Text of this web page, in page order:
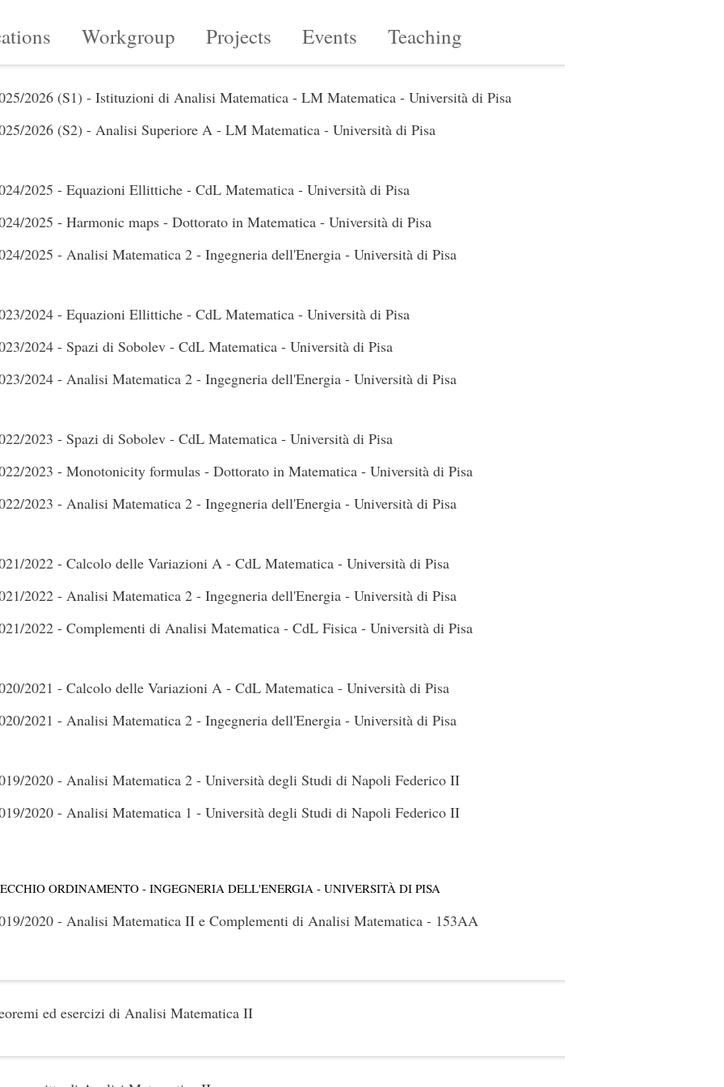
Workgroup Projects Events Teaching
2026 (S1) - Istituzioni di Analisi Matematica - LM Matematica - Università di Pisa
2026 (S2) - Analisi Superiore A - LM Matematica - Università di Pisa
2025 - Equazioni Ellittiche - CdL Matematica - Università di Pisa
2025 - Harmonic maps - Dottorato in Matematica - Università di Pisa
2025 - Analisi Matematica 2 - Ingegneria dell'Energia - Università di Pisa
2024 - Equazioni Ellittiche - CdL Matematica - Università di Pisa
2024 - Spazi di Sobolev - CdL Matematica - Università di Pisa
2024 - Analisi Matematica 2 - Ingegneria dell'Energia - Università di Pisa
2023 - Spazi di Sobolev - CdL Matematica - Università di Pisa
2023 - Monotonicity formulas - Dottorato in Matematica - Università di Pisa
2023 - Analisi Matematica 2 - Ingegneria dell'Energia - Università di Pisa
2022 - Calcolo delle Variazioni A - CdL Matematica - Università di Pisa
2022 - Analisi Matematica 2 - Ingegneria dell'Energia - Università di Pisa
2022 - Complementi di Analisi Matematica - CdL Fisica - Università di Pisa
2021 - Calcolo delle Variazioni A - CdL Matematica - Università di Pisa
2021 - Analisi Matematica 2 - Ingegneria dell'Energia - Università di Pisa
2020 - Analisi Matematica 2 - Università degli Studi di Napoli Federico II
2020 - Analisi Matematica 1 - Università degli Studi di Napoli Federico II
ORDINAMENTO - INGEGNERIA DELL'ENERGIA - UNIVERSITÀ DI PISA
2020 - Analisi Matematica II e Complementi di Analisi Matematica - 153AA
ed esercizi di Analisi Matematica II